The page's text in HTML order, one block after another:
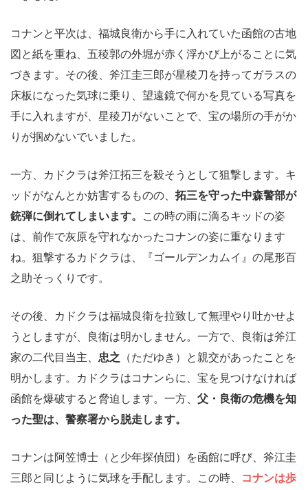
コナンと平次は、福城良衛から手に入れていた函館の古地
図と紙を重ね、五稜郭の外堀が赤く浮かび上がることに気
づきます。その後、斧江圭三郎が星稜刀を持ってガラスの
床板になった気球に乗り、望遠鏡で何かを見ている写真を
手に入れますが、星稜刀がないことで、宝の場所の手がか
りが掴めないでいました。
一方、カドクラは斧江拓三を殺そうとして狙撃します。キ
ッドがなんとか妨害するものの、 拓三を守った中森警部が
銃弾に倒れてしまいます。 この時の雨に滴るキッドの姿
は、前作で灰原を守れなかったコナンの姿に重なります
ね。狙撃するカドクラは、『ゴールデンカムイ』の尾形百
之助そっくりです。
その後、カドクラは福城良衛を拉致して無理やり吐かせよ
うとしますが、良衛は明かしません。一方で、良衛は斧江
家の二代目当主、 忠之 （ただゆき）と親交があったことを
明かします。カドクラはコナンらに、宝を見つけなければ
函館を爆破すると脅迫します。一方、 父・良衛の危機を知
った聖は、警察署から脱走します。
コナンは阿笠博士（と少年探偵団）を函館に呼び、斧江圭
三郎と同じように気球を手配します。この時、 コナンは歩